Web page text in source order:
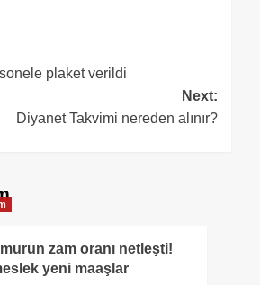
plaket verildi
Next:
Diyanet Takvimi nereden alınır?
zam oranı netleşti!
yeni maaşlar